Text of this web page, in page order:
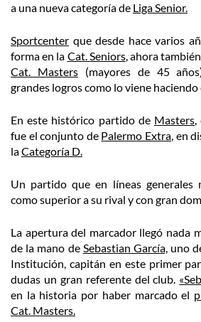
a una nueva categoría de Liga Senior.
Sportcenter que desde hace varios
forma en la Cat. Seniors, ahora
Cat. Masters(mayores de 45
grandes logros como lo viene
En este histórico partido de Masters,
fue el conjunto de Palermo Extra, en
laCategoría D.
Un partido que en líneas generales
como superior a su rival y con gran
La apertura del marcador llegó nada
de la mano de Sebastian García,uno
Institución, capitán en este primer
dudas un gran referente del club.
en la historia por haber marcado el
Cat. Masters.